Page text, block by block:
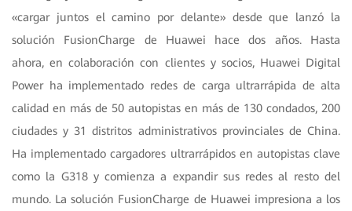
«cargar juntos el camino por delante» desde que lanzó la
solución FusionCharge de Huawei hace dos años. Hasta
ahora, en colaboración con clientes y socios, Huawei Digital
Power ha implementado redes de carga ultrarrápida de alta
calidad en más de 50 autopistas en más de 130 condados, 200
ciudades y 31 distritos administrativos provinciales de China.
Ha implementado cargadores ultrarrápidos en autopistas clave
como la G318 y comienza a expandir sus redes al resto del
mundo. La solución FusionCharge de Huawei impresiona a los